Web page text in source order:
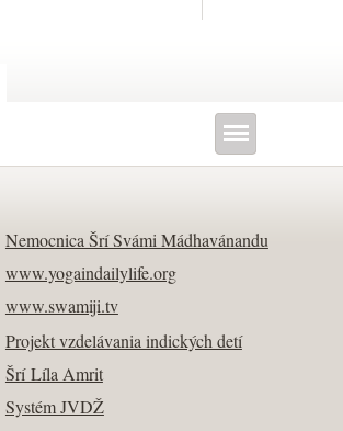
Nemocnica Šrí Svámi Mádhavánandu
www.yogaindailylife.org
www.swamiji.tv
Projekt vzdelávania indických detí
Šrí Líla Amrit
Systém JVDŽ